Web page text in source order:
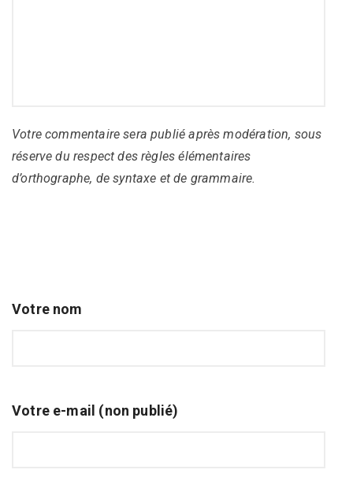
Votre commentaire sera publié après modération, sous
réserve du respect des règles élémentaires
d’orthographe, de syntaxe et de grammaire.
Votre nom
Votre e-mail (non publié)